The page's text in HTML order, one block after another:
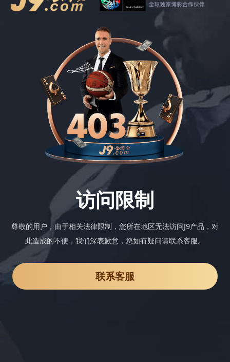
访问限制
尊敬的用户，由于相关法律限制，您所在地区无法访问J9产品，对
此造成的不便，我们深表歉意，您如有疑问请联系客服。
联系客服